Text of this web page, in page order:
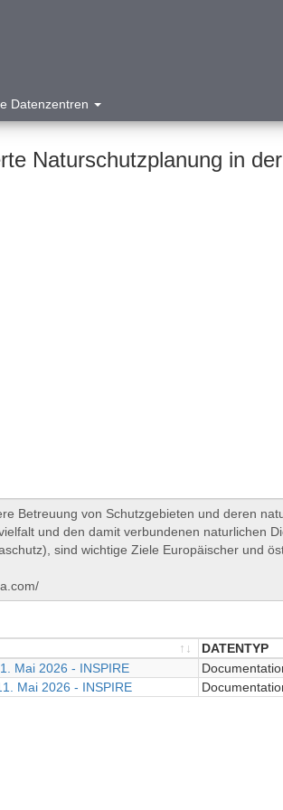
Datenzentren
Naturschutzplanung in
DATENTYP
DATENTYP
Mai 2026 - INSPIRE
Mai 2026 - INSPIRE